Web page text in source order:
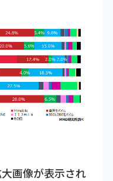
画像が表示され